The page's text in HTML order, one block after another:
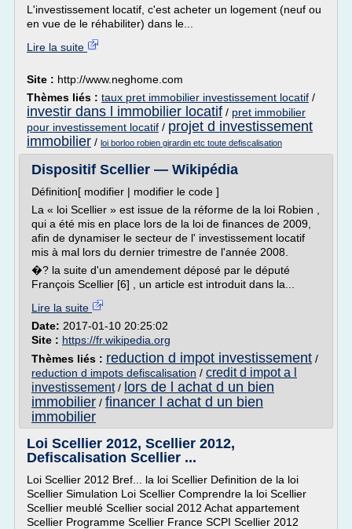
L'investissement locatif, c'est acheter un logement (neuf ou
en vue de le réhabiliter) dans le...
Lire la suite
Site : http://www.neghome.com
Thèmes liés : taux pret immobilier investissement locatif /
investir dans l immobilier locatif / pret immobilier
pour investissement locatif / projet d investissement
immobilier / loi borloo robien girardin etc toute defiscalisation
Dispositif Scellier — Wikipédia
Définition[ modifier | modifier le code ]
La « loi Scellier » est issue de la réforme de la loi Robien ,
qui a été mis en place lors de la loi de finances de 2009,
afin de dynamiser le secteur de l' investissement locatif
mis à mal lors du dernier trimestre de l'année 2008.
�? la suite d'un amendement déposé par le député
François Scellier [6] , un article est introduit dans la...
Lire la suite
Date: 2017-01-10 20:25:02
Site : https://fr.wikipedia.org
Thèmes liés : reduction d impot investissement /
reduction d impots defiscalisation / credit d impot a l
investissement/ lors de l achat d un bien
immobilier / financer l achat d un bien
immobilier
Loi Scellier 2012, Scellier 2012,
Defiscalisation Scellier ...
Loi Scellier 2012 Bref... la loi Scellier Definition de la loi
Scellier Simulation Loi Scellier Comprendre la loi Scellier
Scellier meublé Scellier social 2012 Achat appartement
Scellier Programme Scellier France SCPI Scellier 2012